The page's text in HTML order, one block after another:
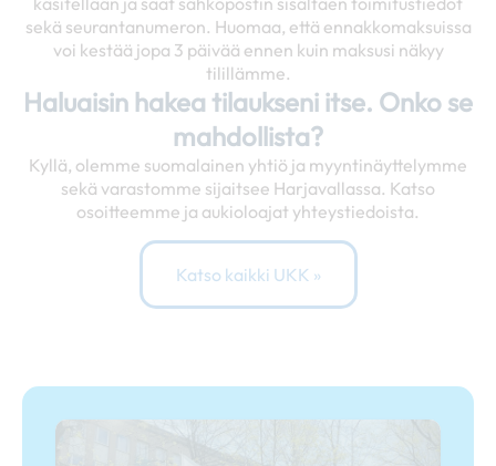
sekä seurantanumeron. Huomaa, että ennakkomaksuissa
voi kestää jopa 3 päivää ennen kuin maksusi näkyy
tilillämme.
Haluaisin hakea tilaukseni itse. Onko se
mahdollista?
Kyllä, olemme suomalainen yhtiö ja myyntinäyttelymme
sekä varastomme sijaitsee Harjavallassa. Katso
osoitteemme ja aukioloajat yhteystiedoista.
Katso kaikki UKK »